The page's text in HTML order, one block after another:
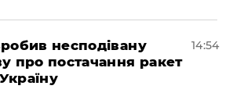
несподівану
про постачання ракет
14:54